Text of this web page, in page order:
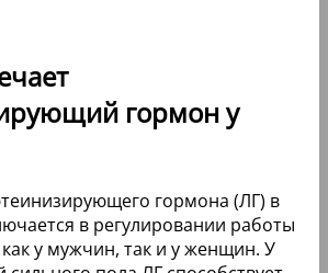
гормон у
гормона (ЛГ) в
в регулировании работы
у мужчин, так и у женщин. У